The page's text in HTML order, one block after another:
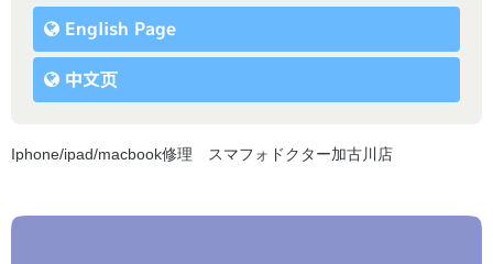
English Page
中文页
Iphone/ipad/macbook修理 スマフォドクター加古川店